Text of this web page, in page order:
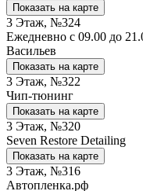
Показать на карте
3 Этаж, №324
Ежедневно с 09.00 до
Васильев
Показать на карте
3 Этаж, №322
Чип-тюнинг
Показать на карте
3 Этаж, №320
Seven Restore Detailing
Показать на карте
3 Этаж, №316
Автопленка.рф